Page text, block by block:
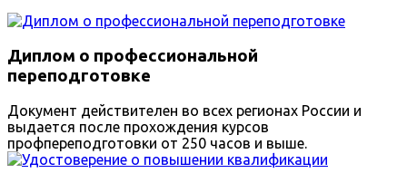
Диплом о профессиональной
переподготовке
Документ действителен во всех регионах России и
выдается после прохождения курсов
профпереподготовки от 250 часов и выше.